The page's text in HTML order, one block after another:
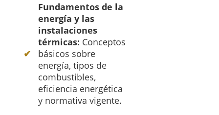
Fundamentos de la
energía y las
instalaciones
térmicas: Conceptos
básicos sobre
energía, tipos de
combustibles,
eficiencia energética
y normativa vigente.